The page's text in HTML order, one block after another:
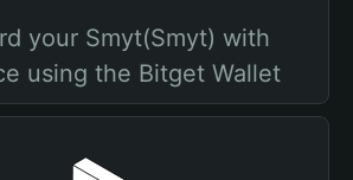
your Smyt(Smyt) with
using the Bitget Wallet